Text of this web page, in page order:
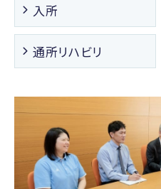
入所
通所リハビリ